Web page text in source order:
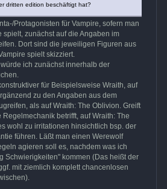
dritten edition beschäftigt hat?
Protagonisten für Vampire, sofern man
spielt, zunächst auf die Angaben im
Dort sind die jeweiligen Figuren aus
spielt skizziert.
ich zunächst innerhalb der
für Beispielsweise Wraith, auf
zu den Angaben aus dem
als auf Wraith: The Oblivion. Greift
betrifft, auf Wraith: The
wohl zu irritationen hinsichtlich bsp. der
führen. Läßt man einen Werewolf
agieren soll es, nachdem was ich
Schwierigkeiten" kommen (Das heißt der
mit ziemlich komplett chancenlosen